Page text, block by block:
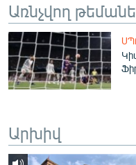
ԱՐԽԻՎ
ՏԵՍԱՆՅՈՒԹԵՐ
ԲԱՆԱՎԵՃ
Հայերեն
Առնչվող
Արխիվ